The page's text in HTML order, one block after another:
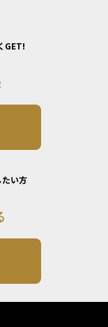
GET!
い方